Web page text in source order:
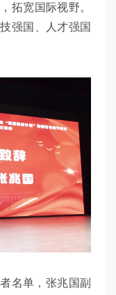
拓宽国际视野。
强国、人才强国
名单，张兆国副